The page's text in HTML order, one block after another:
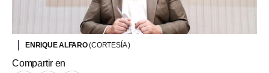
ENRIQUE ALFARO(CORTESÍA )
Compartir en